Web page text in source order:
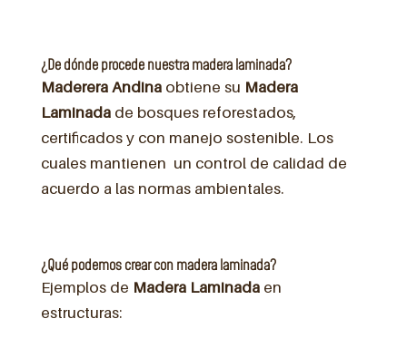
¿De dónde procede nuestra madera laminada?
Maderera Andina obtiene su Madera
Laminada de bosques reforestados,
certificados y con manejo sostenible. Los
cuales mantienen un control de calidad de
acuerdo a las normas ambientales.
¿Qué podemos crear con madera laminada?
Ejemplos de Madera Laminada en
estructuras: